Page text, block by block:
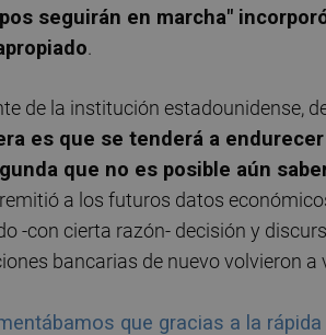
seguirán en marcha"
.
de la institución estadounidense,
es que se tenderá a
que no es posible aún
a los futuros datos
-con cierta razón- decisión y
bancarias de nuevo volvieron a
que gracias a la